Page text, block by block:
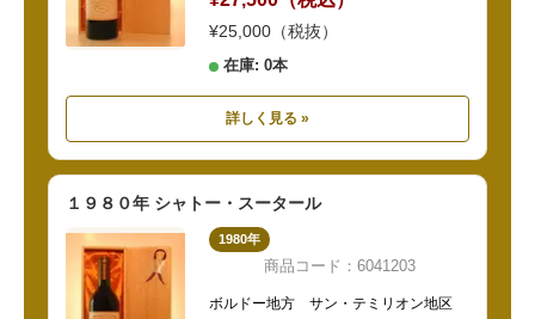
¥25,000（税抜）
在庫: 0本
詳しく見る »
１９８０年 シャトー・スータール
1980年
商品コード：6041203
ボルドー地方 サン・テミリオン地区